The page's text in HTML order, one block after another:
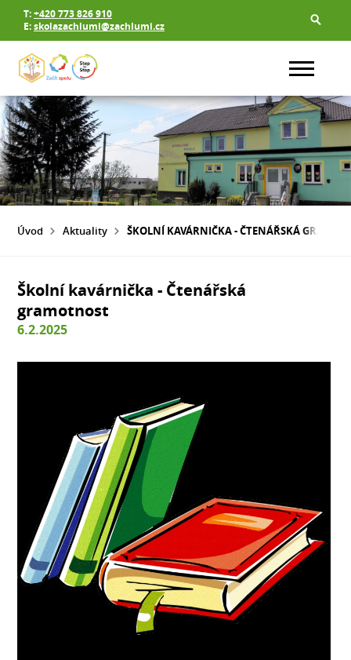
T:+420 773 826 910
E:skolazachlumi@zachlumi.cz
Úvod Aktuality ŠKOLNÍ KAVÁRNIČKA - ČTENÁŘSKÁ
Školní kavárnička - Čtenářská
gramotnost
6.2.2025